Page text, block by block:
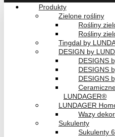
Produkty
Zielone rośliny
Rośliny
Rośliny
Tingdal by
DESIGN by
DESIGNS
DESIGNS
DESIGNS
LUNDAGER®
LUNDAGER
Wazy
Sukulenty
Sukulenty